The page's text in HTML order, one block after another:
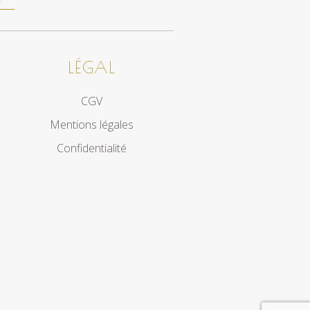
LÉGAL
CGV
Mentions légales
Confidentialité